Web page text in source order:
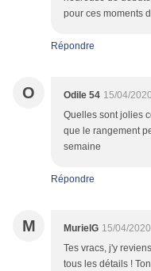
pour ces moments
Répondre
O Odile 54 15/04/
Quelles sont jolies
que le rangement
semaine
Répondre
M MurielG 15/04/
Tes vracs, j'y
tous les détails !